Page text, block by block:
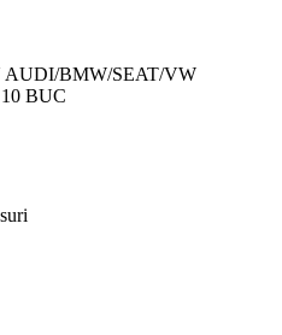
BMW/SEAT/VW
BUC